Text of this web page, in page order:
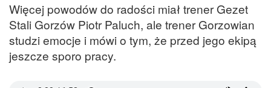
Więcej powodów do radości miał trener Gezet
Stali Gorzów Piotr Paluch, ale trener Gorzowian
studzi emocje i mówi o tym, że przed jego ekipą
jeszcze sporo pracy.